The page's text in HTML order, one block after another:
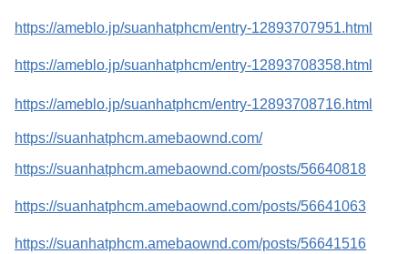
https://ameblo.jp/suanhatphcm/entry-12893707951.html
https://ameblo.jp/suanhatphcm/entry-12893708358.html
https://ameblo.jp/suanhatphcm/entry-12893708716.html
https://suanhatphcm.amebaownd.com/
https://suanhatphcm.amebaownd.com/posts/56640818
https://suanhatphcm.amebaownd.com/posts/56641063
https://suanhatphcm.amebaownd.com/posts/56641516